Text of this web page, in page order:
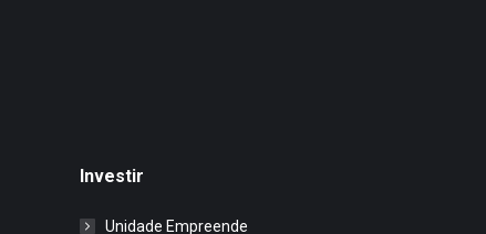
Investir
Unidade Empreende